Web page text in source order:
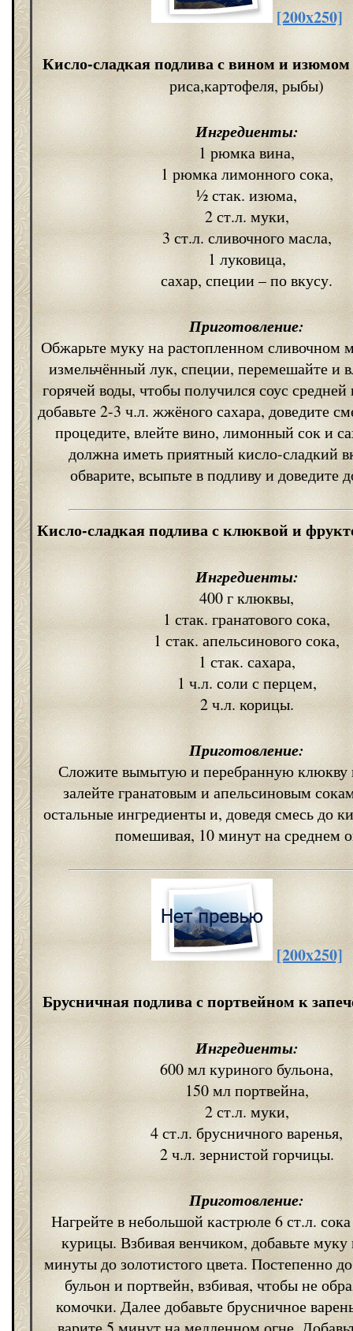
[200x250]
Кисло-сладкая подлива с вином и изюмом
риса,картофеля, рыбы)
Ингредиенты:
1 рюмка вина,
1 рюмка лимонного сока,
½ стак. изюма,
2 ст.л. муки,
3 ст.л. сливочного масла,
1 луковица,
сахар, специи – по вкусу.
Приготовление:
Обжарьте муку на растопленном сливочном
измельчённый лук, специи, перемешайте и
горячей воды, чтобы получился соус средней
добавьте 2-3 ч.л. жжёного сахара, доведите
процедите, влейте вино, лимонный сок и
должна иметь приятный кисло-сладкий
обварите, всыпьте в подливу и доведите
Кисло-сладкая подлива с клюквой и
Ингредиенты:
400 г клюквы,
1 стак. гранатового сока,
1 стак. апельсинового сока,
1 стак. сахара,
1 ч.л. соли с перцем,
2 ч.л. корицы.
Приготовление:
Сложите вымытую и перебранную клюкву
залейте гранатовым и апельсиновым
остальные ингредиенты и, доведя смесь до
помешивая, 10 минут на среднем
[200x250]
Брусничная подлива с портвейном к
Ингредиенты:
600 мл куриного бульона,
150 мл портвейна,
2 ст.л. муки,
4 ст.л. брусничного варенья,
2 ч.л. зернистой горчицы.
Приготовление:
Нагрейте в небольшой кастрюле 6 ст.л.
курицы. Взбивая венчиком, добавьте муку
минуты до золотистого цвета. Постепенно
бульон и портвейн, взбивая, чтобы не
комочки. Далее добавьте брусничное